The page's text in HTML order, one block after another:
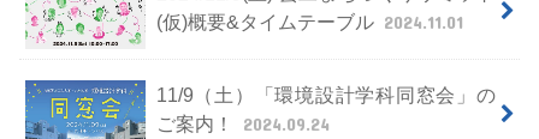
(仮)概要&タイムテーブル 2024.11.01
11/9（土）「環境設計学科同窓会」の
ご案内！
2024.09.24